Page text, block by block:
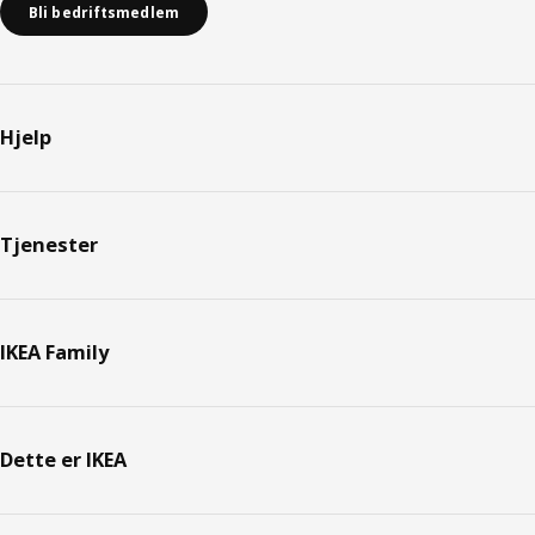
Bli bedriftsmedlem
Hjelp
Tjenester
IKEA Family
Dette er IKEA